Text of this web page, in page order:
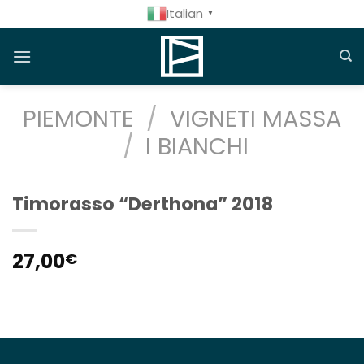
ai
contenuti
Italian ▼
PIEMONTE / VIGNETI MASSA
/ I BIANCHI
Timorasso “Derthona” 2018
27,00€